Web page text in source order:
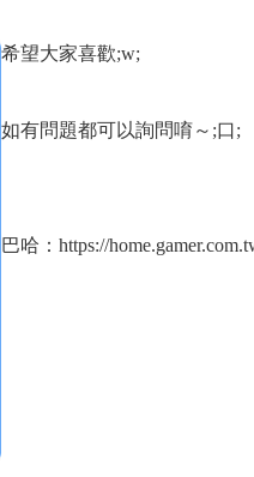
希望大家喜歡;w;
如有問題都可以詢問唷～;口;
巴哈：https://